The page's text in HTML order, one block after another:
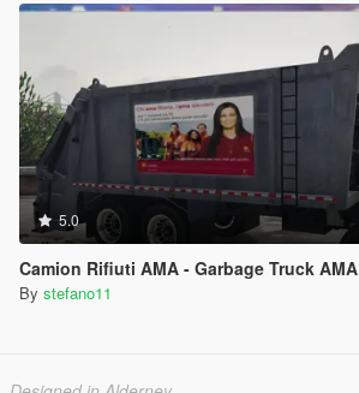
5.0
Camion Rifiuti AMA - Garbage Truck AMA
By stefano11